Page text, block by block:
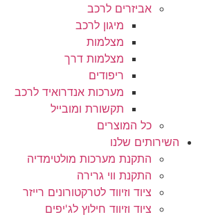
אביזרים לרכב
מיגון לרכב
מצלמות
מצלמות דרך
ריפודים
מערכות אנדרואיד לרכב
תקשורת ומובייל
כל המוצרים
השירותים שלנו
התקנת מערכות מולטימדיה
התקנת ווי גרירה
ציוד וזיווד לטרקטורונים רייזר
ציוד וזיווד חילוץ לג'יפים